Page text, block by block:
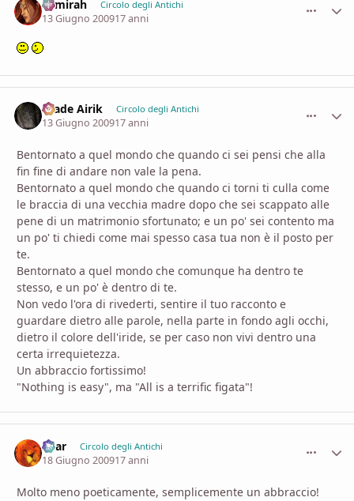
Samirah Circolo degli Antichi
13 Giugno 200917 anni
Hiade Airik Circolo degli Antichi
13 Giugno 200917 anni
Bentornato a quel mondo che quando ci sei pensi che alla
fin fine di andare non vale la pena.
Bentornato a quel mondo che quando ci torni ti culla come
le braccia di una vecchia madre dopo che sei scappato alle
pene di un matrimonio sfortunato; e un po' sei contento ma
un po' ti chiedi come mai spesso casa tua non è il posto per
te.
Bentornato a quel mondo che comunque ha dentro te
stesso, e un po' è dentro di te.
Non vedo l'ora di rivederti, sentire il tuo racconto e
guardare dietro alle parole, nella parte in fondo agli occhi,
dietro il colore dell'iride, se per caso non vivi dentro una
certa irrequietezza.
Un abbraccio fortissimo!
"Nothing is easy", ma "All is a terrific figata"!
Shar Circolo degli Antichi
18 Giugno 200917 anni
Molto meno poeticamente, semplicemente un abbraccio!